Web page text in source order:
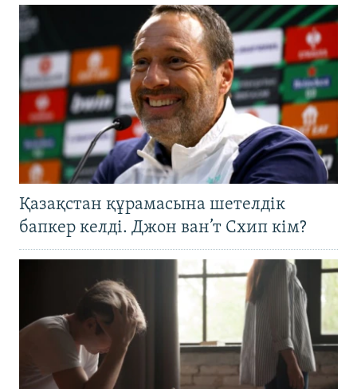
Қазақстан құрамасына шетелдік
бапкер келді. Джон ван’т Схип кім?